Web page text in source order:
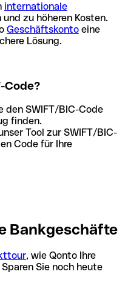
internationale
zu höheren Kosten.
Geschäftskonto eine
Lösung.
Code?
den SWIFT/BIC-Code
finden.
Tool zur SWIFT/BIC-
Code für Ihre
Bankgeschäfte
, wie Qonto Ihre
Sie noch heute